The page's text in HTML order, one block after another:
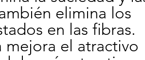
elimina los
en las fibras.
el atractivo